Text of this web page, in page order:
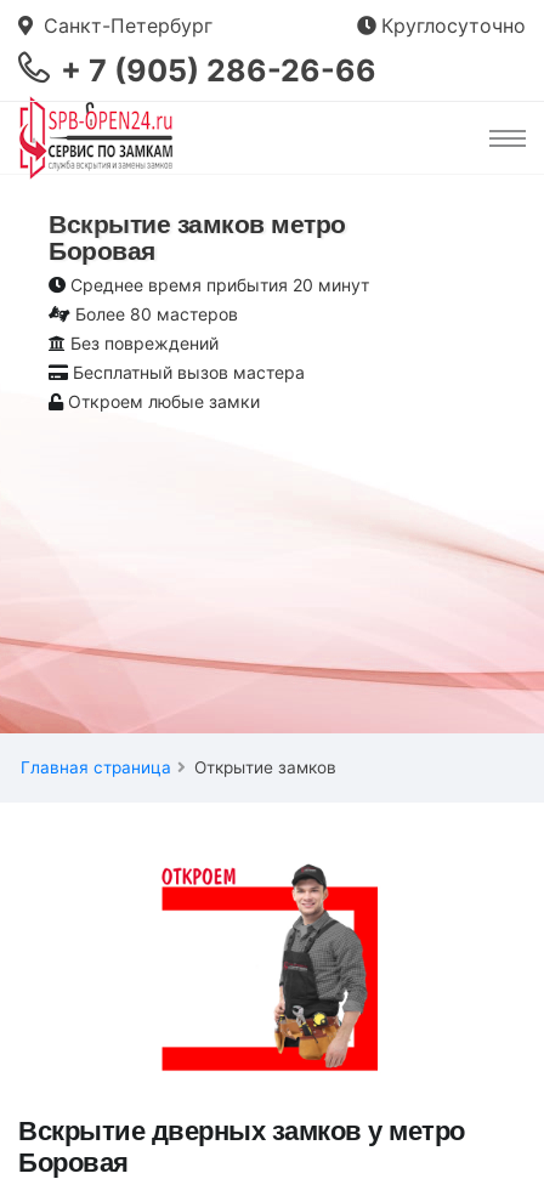
Санкт-Петербург Круглосуточно
+ 7 (905) 286-26-66
Вскрытие замков метро
Боровая
Среднее время прибытия 20 минут
Более 80 мастеров
Без повреждений
Бесплатный вызов мастера
Откроем любые замки
Главная страница Открытие замков
Вскрытие дверных замков у метро
Боровая